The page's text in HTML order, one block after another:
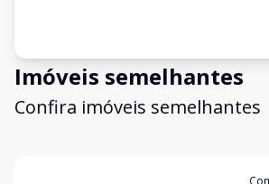
Imóveis semelhantes
Confira imóveis semelhantes